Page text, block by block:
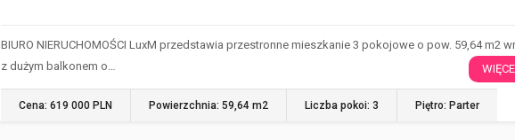
BIURO NIERUCHOMOŚCI LuxM przedstawia przestronne mieszkanie 3 pokojowe o pow. 59,64 m2
z dużym balkonem o…
Cena: 619 000 PLN Powierzchnia: 59,64 m2 Liczba pokoi: 3 Piętro: Parter